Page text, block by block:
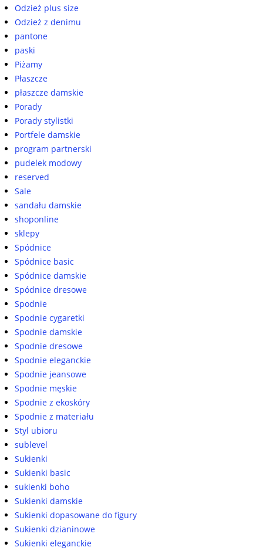
Odzież plus size
Odzież z denimu
pantone
paski
Piżamy
Płaszcze
płaszcze damskie
Porady
Porady stylistki
Portfele damskie
program partnerski
pudelek modowy
reserved
Sale
sandału damskie
shoponline
sklepy
Spódnice
Spódnice basic
Spódnice damskie
Spódnice dresowe
Spodnie
Spodnie cygaretki
Spodnie damskie
Spodnie dresowe
Spodnie eleganckie
Spodnie jeansowe
Spodnie męskie
Spodnie z ekoskóry
Spodnie z materiału
Styl ubioru
sublevel
Sukienki
Sukienki basic
sukienki boho
Sukienki damskie
Sukienki dopasowane do figury
Sukienki dzianinowe
Sukienki eleganckie